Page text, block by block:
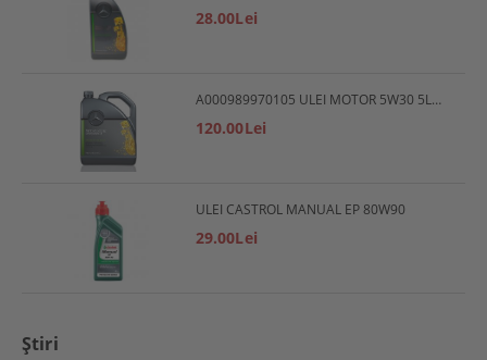
28.00Lei
A000989970105 ULEI MOTOR 5W30 5L MERCEDES
120.00Lei
ULEI CASTROL MANUAL EP 80W90
29.00Lei
Ştiri